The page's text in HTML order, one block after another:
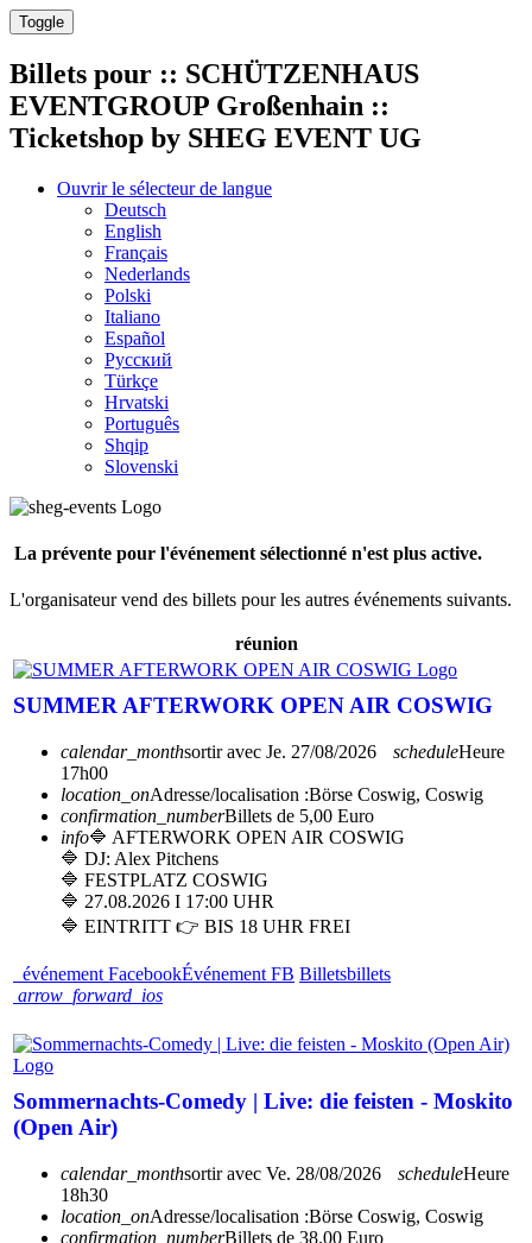
Toggle
Billets pour :: SCHÜTZENHAUS
EVENTGROUP Großenhain ::
Ticketshop by SHEG EVENT UG
Ouvrir le sélecteur de langue
Deutsch
English
Français
Nederlands
Polski
Italiano
Español
Русский
Türkçe
Hrvatski
Português
Shqip
Slovenski
La prévente pour l'événement sélectionné n'est plus active.
L'organisateur vend des billets pour les autres événements suivants.
réunion
SUMMER AFTERWORK OPEN AIR COSWIG
calendar_monthsortir avec Je. 27/08/2026 scheduleHeure
17h00
location_onAdresse/localisation :Börse Coswig, Coswig
confirmation_numberBillets de 5,00 Euro
info🔷 AFTERWORK OPEN AIR COSWIG
🔷 DJ: Alex Pitchens
🔷 FESTPLATZ COSWIG
🔷 27.08.2026 I 17:00 UHR
🔷 EINTRITT 👉 BIS 18 UHR FREI
événement FacebookÉvénement FB Billetsbillets
arrow_forward_ios
Sommernachts-Comedy | Live: die feisten - Moskito
(Open Air)
calendar_monthsortir avec Ve. 28/08/2026 scheduleHeure
18h30
location_onAdresse/localisation :Börse Coswig, Coswig
confirmation_numberBillets de 38,00 Euro